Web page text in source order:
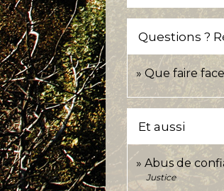
Questions ?
Que faire
Et aussi
Abus de
Justice